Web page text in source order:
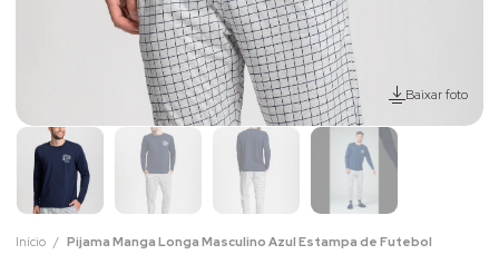
Baixar foto
Início Pijama Manga Longa Masculino Azul Estampa de Futebol